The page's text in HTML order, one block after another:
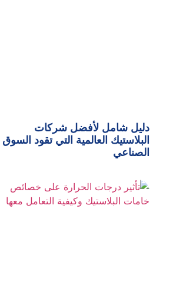
دليل شامل لأفضل شركات
البلاستيك العالمية التي تقود السوق
الصناعي